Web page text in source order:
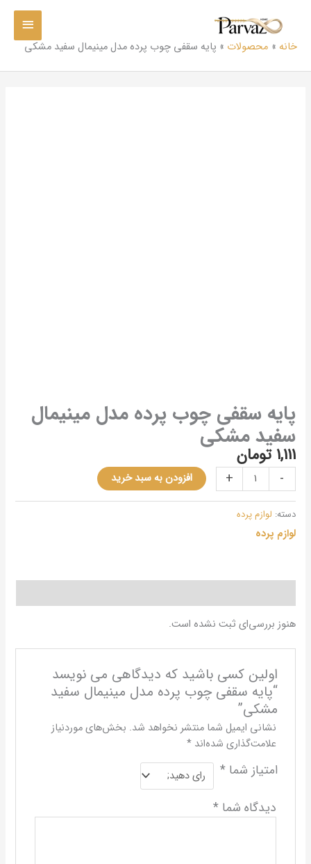
محتوا
اصلی
خانه محصولات پایه سقفی چوب پرده مدل مینیمال سفید مشکی
پایه سقفی چوب پرده مدل مینیمال
سفید مشکی
1,111 تومان
-
+ افزودن به سبد خرید
دسته: لوازم پرده
لوازم پرده
هنوز بررسی‌ای ثبت نشده است.
اولین کسی باشید که دیدگاهی می نویسد
“پایه سقفی چوب پرده مدل مینیمال سفید
مشکی”
نشانی ایمیل شما منتشر نخواهد شد. بخش‌های موردنیاز
علامت‌گذاری شده‌اند *
امتیاز شما *
دیدگاه شما *